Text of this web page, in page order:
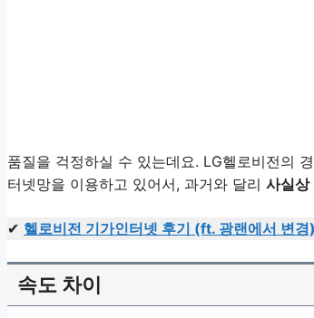
품질을 걱정하실 수 있는데요. LG헬로비전의
터넷망을 이용하고 있어서, 과거와 달리 사실상
✔ 헬로비전 기가인터넷 후기 (ft. 광랜에서 변경)
속도 차이